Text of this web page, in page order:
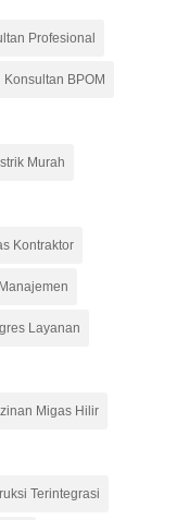
Profesional
Konsultan BPOM
Murah
Kontraktor
Manajemen
Layanan
Migas Hilir
Terintegrasi